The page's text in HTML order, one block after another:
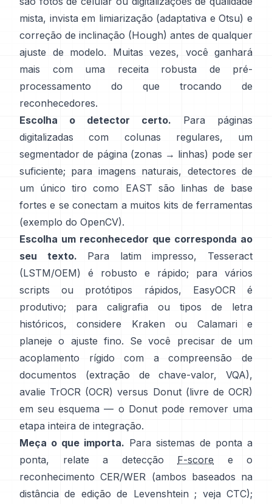
mista, invista em limiarização (adaptativa e Otsu) e
correção de inclinação (Hough) antes de qualquer
ajuste de modelo. Muitas vezes, você ganhará
mais com uma receita robusta de pré-
processamento do que trocando de
reconhecedores.
Escolha o detector certo. Para páginas
digitalizadas com colunas regulares, um
segmentador de página (zonas → linhas) pode ser
suficiente; para imagens naturais, detectores de
um único tiro como
EAST são linhas de base
fortes e se conectam a muitos kits de ferramentas
(exemplo do OpenCV).
Escolha um reconhecedor que corresponda ao
seu texto. Para latim impresso,
Tesseract
(LSTM/OEM)
é robusto e rápido; para vários
scripts ou protótipos rápidos,
EasyOCR
é
produtivo; para caligrafia ou tipos de letra
históricos, considere
Kraken ou Calamari
e
planeje o ajuste fino. Se você precisar de um
acoplamento rígido com a compreensão de
documentos (extração de chave-valor, VQA),
avalie TrOCR (OCR) versus Donut (livre de OCR)
em seu esquema — o Donut pode remover uma
etapa inteira de integração.
Meça o que importa. Para sistemas de ponta a
ponta, relate a detecção
F-score e o
reconhecimento CER/WER (ambos baseados na
distância de edição de Levenshtein ; veja CTC);